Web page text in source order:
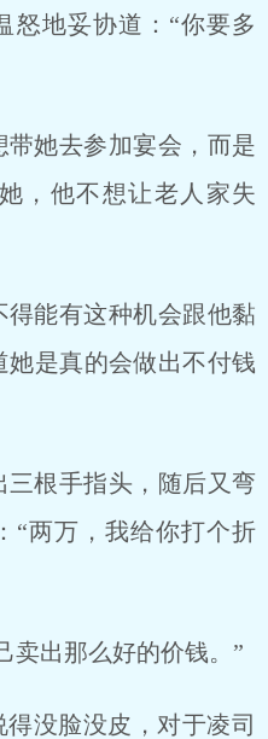
怒地妥协道：“你要多
她去参加宴会，而是
，他不想让老人家失
能有这种机会跟他黏
是真的会做出不付钱
根手指头，随后又弯
“两万，我给你打个折
卖出那么好的价钱。”
没脸没皮，对于凌司